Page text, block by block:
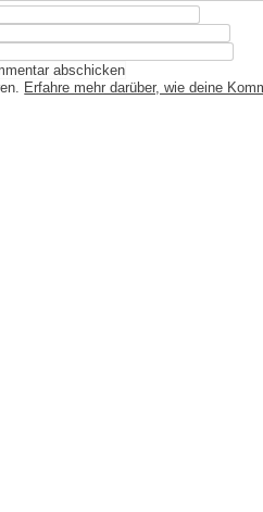
Erfahre mehr darüber, wie deine